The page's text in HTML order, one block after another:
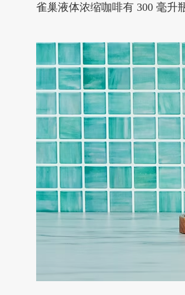
雀巢液体浓缩咖啡有 300 毫升